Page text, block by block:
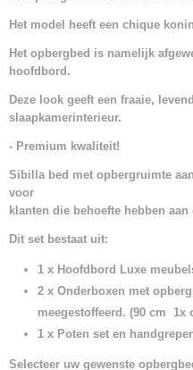
Het model heeft een chique
Het opbergbed is namelijk
hoofdbord.
Deze look geeft een fraaie,
slaapkamerinterieur.
- Premium kwaliteit!
Sibilla bed met opbergruimte
voor
klanten die behoefte hebben
Dit set bestaat uit:
1 x Hoofdbord Luxe
2 x Onderboxen met
meegestoffeerd. (90 cm 1x
1 x Poten set en
Selecteer uw gewenste